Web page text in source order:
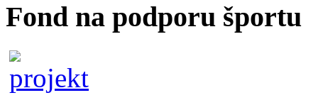
Fond na podporu športu